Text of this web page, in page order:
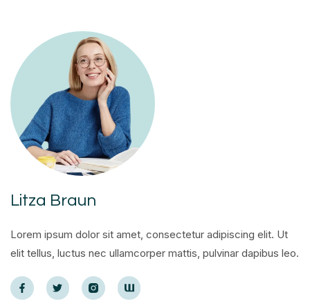
Litza Braun
Lorem ipsum dolor sit amet, consectetur adipiscing elit. Ut
elit tellus, luctus nec ullamcorper mattis, pulvinar dapibus leo.